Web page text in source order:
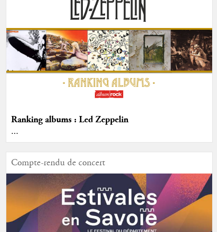
Ranking albums : Led Zeppelin
...
Compte-rendu de concert